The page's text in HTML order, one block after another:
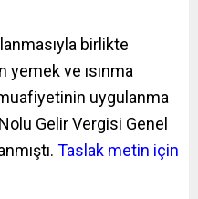
birlikte
yemek ve ısınma
uygulanma
Gelir Vergisi Genel
Taslak metin için